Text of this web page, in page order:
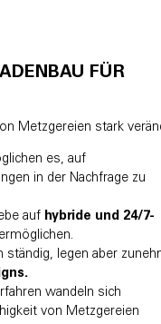
FÜR
Metzgereien stark
es, auf
in der Nachfrage zu
auf hybride und 24/7-
ständig, legen aber
wandeln sich
von Metzgereien